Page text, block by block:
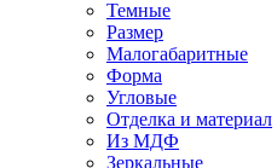
Темные
Размер
Малогабаритные
Форма
Угловые
Отделка и материал
Из МДФ
Зеркальные